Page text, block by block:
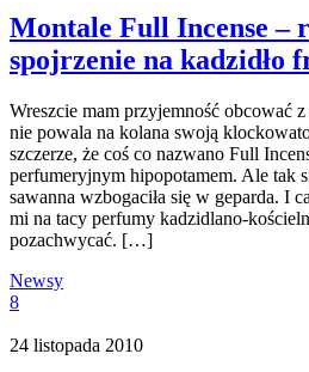
Montale Full Incense –
spojrzenie na kadzidło
Wreszcie mam przyjemność obcować
nie powala na kolana swoją
szczerze, że coś co nazwano Full
perfumeryjnym hipopotamem. Ale tak
sawanna wzbogaciła się w geparda. I
mi na tacy perfumy kadzidlano-
pozachwycać. […]
Newsy
8
24 listopada 2010